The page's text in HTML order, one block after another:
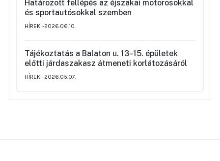
Határozott fellépés az éjszakai motorosokkal
és sportautósokkal szemben
HÍREK 2026.06.10.
Tájékoztatás a Balaton u. 13–15. épületek
előtti járdaszakasz átmeneti korlátozásáról
HÍREK 2026.05.07.